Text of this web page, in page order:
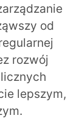
od
rozwój
lepszym,